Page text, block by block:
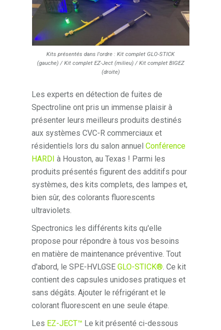
Kits présentés dans l'ordre : Kit complet GLO-STICK
(gauche) / Kit complet EZ-Ject (milieu) / Kit complet BIGEZ
(droite)
Les experts en détection de fuites de
Spectroline ont pris un immense plaisir à
présenter leurs meilleurs produits destinés
aux systèmes CVC-R commerciaux et
résidentiels lors du salon annuelConférence
HARDI à Houston, au Texas ! Parmi les
produits présentés figurent des additifs pour
systèmes, des kits complets, des lampes et,
bien sûr, des colorants fluorescents
ultraviolets.
Spectronics les différents kits qu'elle
propose pour répondre à tous vos besoins
en matière de maintenance préventive. Tout
d'abord, le SPE-HVLGSEGLO-STICK®. Ce kit
contient des capsules unidoses pratiques et
sans dégâts. Ajouter le réfrigérant et le
colorant fluorescent en une seule étape.
Les EZ-JECT™ Le kit présenté ci-dessous